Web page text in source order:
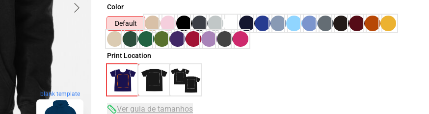
blank template
Color
Default
Print Location
Ver guia de tamanhos